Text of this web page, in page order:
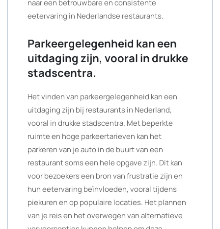
naar een betrouwbare en consistente
eetervaring in Nederlandse restaurants.
Parkeergelegenheid kan een
uitdaging zijn, vooral in drukke
stadscentra.
Het vinden van parkeergelegenheid kan een
uitdaging zijn bij restaurants in Nederland,
vooral in drukke stadscentra. Met beperkte
ruimte en hoge parkeertarieven kan het
parkeren van je auto in de buurt van een
restaurant soms een hele opgave zijn. Dit kan
voor bezoekers een bron van frustratie zijn en
hun eetervaring beïnvloeden, vooral tijdens
piekuren en op populaire locaties. Het plannen
van je reis en het overwegen van alternatieve